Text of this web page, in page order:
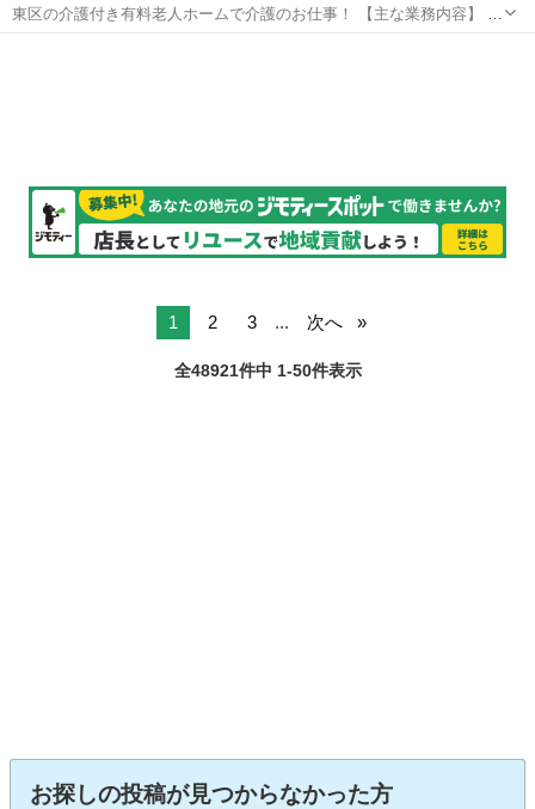
東区の介護付き有料老人ホームで介護のお仕事！ 【主な業務内容】 ・
夕食に関わる業務全般(配膳、下膳、服薬、食介) ・就寝ケア(誘導、口
1 2 3 ... 次へ
全48921件中 1-50件表示
お探しの投稿が見つからなかった方